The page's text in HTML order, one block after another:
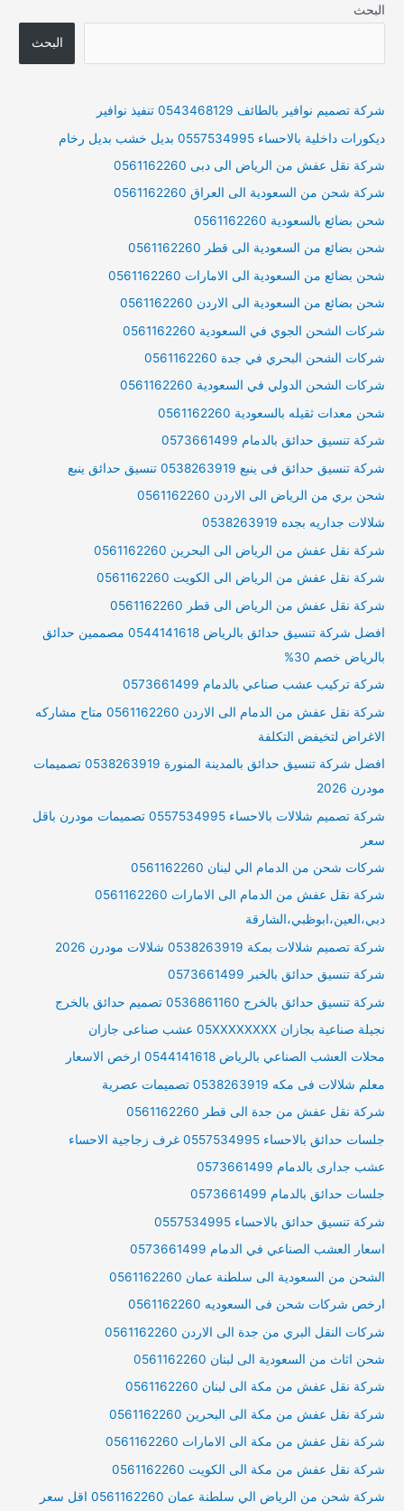
البحث
البحث
شركة تصميم نوافير بالطائف 0543468129 تنفيذ نوافير
ديكورات داخلية بالاحساء 0557534995 بديل خشب بديل رخام
شركة نقل عفش من الرياض الى دبى 0561162260
شركة شحن من السعودية الى العراق 0561162260
شحن بضائع بالسعودية 0561162260
شحن بضائع من السعودية الى قطر 0561162260
شحن بضائع من السعودية الى الامارات 0561162260
شحن بضائع من السعودية الى الاردن 0561162260
شركات الشحن الجوي في السعودية 0561162260
شركات الشحن البحري في جدة 0561162260
شركات الشحن الدولي في السعودية 0561162260
شحن معدات ثقيله بالسعودية 0561162260
شركة تنسيق حدائق بالدمام 0573661499
شركة تنسيق حدائق فى ينبع 0538263919 تنسيق حدائق ينبع
شحن بري من الرياض الى الاردن 0561162260
شلالات جداريه بجده 0538263919
شركة نقل عفش من الرياض الى البحرين 0561162260
شركة نقل عفش من الرياض الى الكويت 0561162260
شركة نقل عفش من الرياض الى قطر 0561162260
افضل شركة تنسيق حدائق بالرياض 0544141618 مصممين حدائق
بالرياض خصم 30%
شركة تركيب عشب صناعي بالدمام 0573661499
شركة نقل عفش من الدمام الى الاردن 0561162260 متاح مشاركه
الاغراض لتخيفض التكلفة
افضل شركة تنسيق حدائق بالمدينة المنورة 0538263919 تصميمات
مودرن 2026
شركة تصميم شلالات بالاحساء 0557534995 تصميمات مودرن باقل
سعر
شركات شحن من الدمام الي لبنان 0561162260
شركة نقل عفش من الدمام الى الامارات 0561162260
دبي،العين،ابوظبي،الشارقة
شركة تصميم شلالات بمكة 0538263919 شلالات مودرن 2026
شركة تنسيق حدائق بالخبر 0573661499
شركة تنسيق حدائق بالخرج 0536861160 تصميم حدائق بالخرج
نجيلة صناعية بجازان 05XXXXXXXX عشب صناعى جازان
محلات العشب الصناعي بالرياض 0544141618 ارخص الاسعار
معلم شلالات فى مكه 0538263919 تصميمات عصرية
شركة نقل عفش من جدة الى قطر 0561162260
جلسات حدائق بالاحساء 0557534995 غرف زجاجية الاحساء
عشب جدارى بالدمام 0573661499
جلسات حدائق بالدمام 0573661499
شركة تنسيق حدائق بالاحساء 0557534995
اسعار العشب الصناعي في الدمام 0573661499
الشحن من السعودية الى سلطنة عمان 0561162260
ارخص شركات شحن فى السعوديه 0561162260
شركات النقل البري من جدة الى الاردن 0561162260
شحن اثاث من السعودية الى لبنان 0561162260
شركة نقل عفش من مكة الى لبنان 0561162260
شركة نقل عفش من مكة الى البحرين 0561162260
شركة نقل عفش من مكة الى الامارات 0561162260
شركة نقل عفش من مكة الى الكويت 0561162260
شركة شحن من الرياض الي سلطنة عمان 0561162260 اقل سعر